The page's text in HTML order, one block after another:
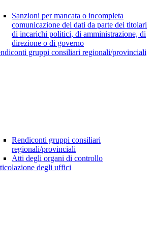
Sanzioni per mancata o incompleta
comunicazione dei dati da parte dei titolari
di incarichi politici, di amministrazione, di
direzione o di governo
gruppi consiliari regionali/provinciali
Rendiconti gruppi consiliari
regionali/provinciali
Atti degli organi di controllo
degli uffici